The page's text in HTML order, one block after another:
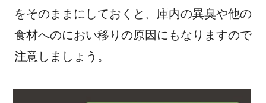
をそのままにしておくと、庫内の異臭や他の
食材へのにおい移りの原因にもなりますので
注意しましょう。